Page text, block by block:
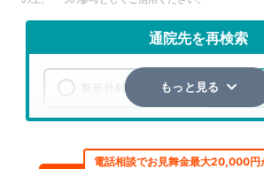
通院先を再検索
整形外科 整
もっと見る
電話相談でお見舞金最大20,000円